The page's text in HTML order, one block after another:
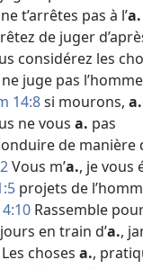
t’arrêtes pas à l’a.
de juger
considérez les
juge pas
14:8si mourons, a.
ne vous a. pas
de manière
Vous m’a., je vous
projets de
Rassemble
en train d’a.,
Les choses a.,